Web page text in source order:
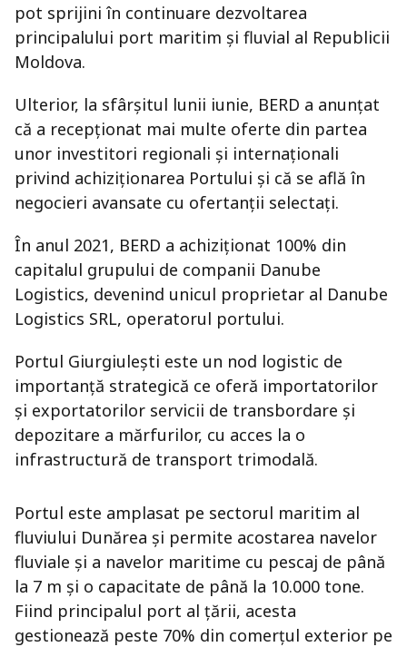
pot sprijini în continuare dezvoltarea
principalului port maritim și fluvial al Republicii
Moldova.
Ulterior, la sfârșitul lunii iunie, BERD a anunțat
că a recepționat mai multe oferte din partea
unor investitori regionali și internaționali
privind achiziționarea Portului și că se află în
negocieri avansate cu ofertanții selectați.
În anul 2021, BERD a achiziționat 100% din
capitalul grupului de companii Danube
Logistics, devenind unicul proprietar al Danube
Logistics SRL, operatorul portului.
Portul Giurgiulești este un nod logistic de
importanță strategică ce oferă importatorilor
și exportatorilor servicii de transbordare și
depozitare a mărfurilor, cu acces la o
infrastructură de transport trimodală.
Portul este amplasat pe sectorul maritim al
fluviului Dunărea și permite acostarea navelor
fluviale și a navelor maritime cu pescaj de până
la 7 m și o capacitate de până la 10.000 tone.
Fiind principalul port al țării, acesta
gestionează peste 70% din comerțul exterior pe